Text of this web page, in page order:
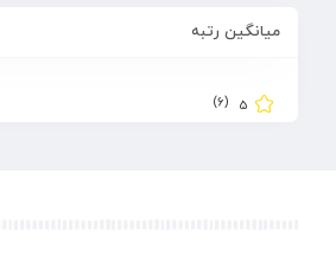
میانگین رتبه
5
(6)